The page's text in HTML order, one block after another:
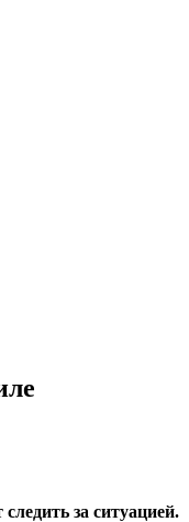
за ситуацией.